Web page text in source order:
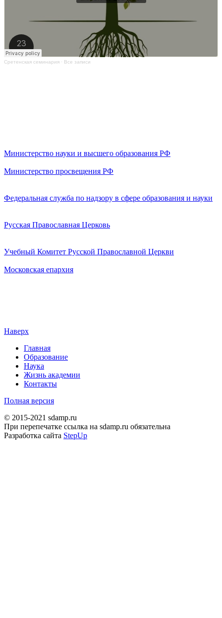
Сретенская семинария · Все записи
Министерство науки и высшего образования РФ
Министерство просвещения РФ
Федеральная служба по надзору в сфере образования и науки
Русская Православная Церковь
Учебный Комитет Русской Православной Церкви
Московская епархия
Наверх
Главная
Образование
Наука
Жизнь академии
Контакты
Полная версия
© 2015-2021 sdamp.ru
При перепечатке ссылка на sdamp.ru обязательна
Разработка сайта StepUp